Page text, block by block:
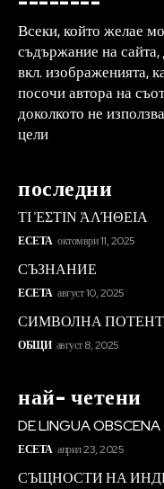
Всеки, който желае
съдържание на сайта,
вкл. изображенията,
посочи автора на
доколкото не
цели
последни
ΤΙ ἘΣΤΙΝ ἈΛΉΘΕΙΑ
ЕСЕТА октомври 11, 2025
СЪЗНАНИЕ
ЕСЕТА август 10, 2025
СИМВОЛНА
ОБЩИ август 8, 2025
най- четени
DE LINGUA OBSCENA
ЕСЕТА април 23, 2025
СЪЩНОСТИ НА